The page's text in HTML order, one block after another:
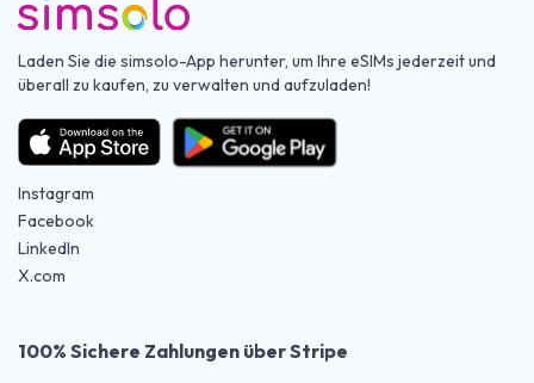
Laden Sie die simsolo-App herunter, um Ihre eSIMs jederzeit und
überall zu kaufen, zu verwalten und aufzuladen!
Instagram
Facebook
LinkedIn
X.com
100% Sichere Zahlungen über Stripe